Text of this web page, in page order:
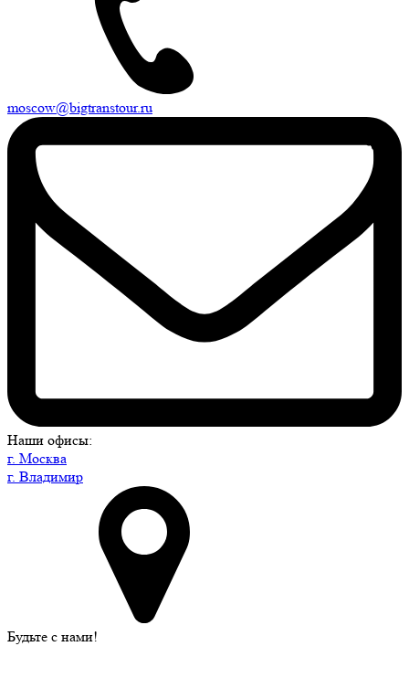
moscow@bigtranstour.ru
Наши офисы:
г. Москва
г. Владимир
Будьте с нами!